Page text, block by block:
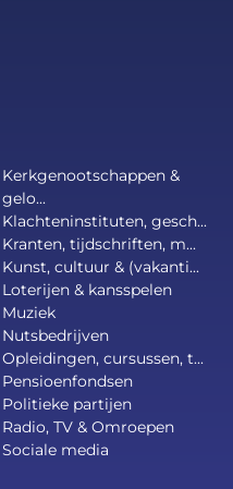
Kerkgenootschappen &
gelo...
Klachteninstituten, gesch...
Kranten, tijdschriften, m...
Kunst, cultuur & (vakanti...
Loterijen & kansspelen
Muziek
Nutsbedrijven
Opleidingen, cursussen, t...
Pensioenfondsen
Politieke partijen
Radio, TV & Omroepen
Sociale media